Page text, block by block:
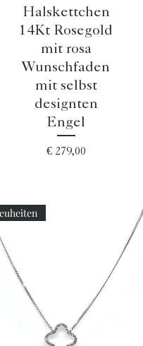
Schnellansicht
Halskettchen
14Kt Rosegold
mit rosa
Wunschfaden
mit selbst
designten
Engel
Preis
€ 279,00